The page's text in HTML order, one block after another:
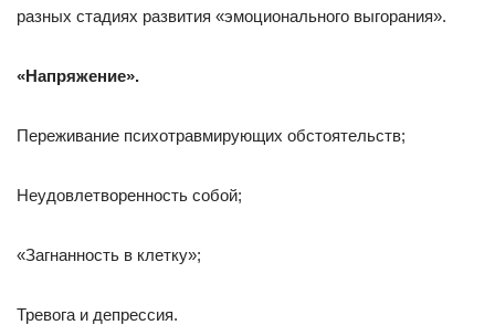
разных стадиях развития «эмоционального выгорания».
«Напряжение».
Переживание психотравмирующих обстоятельств;
Неудовлетворенность собой;
«Загнанность в клетку»;
Тревога и депрессия.